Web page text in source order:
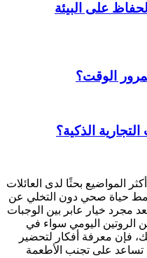
على البيئة
الوقت؟
الذكية؟
المواضيع بحثًا لدى العائلات
نمط حياة صحي دون التخلي عن
مجرد خيار عابر بين الوجبات
الروتين اليومي سواء في
فإن معرفة أفكار لتحضير
على تجنب الأطعمة